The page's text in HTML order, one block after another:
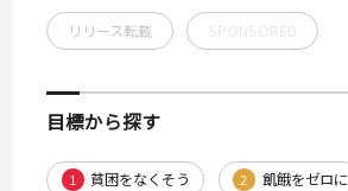
リリース転載
目標から探す
1 貧困をなくそう 2 飢餓をゼロに